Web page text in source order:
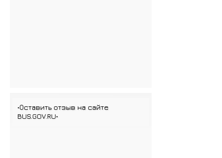
•Оставить отзыв на сайте
BUS.GOV.RU•